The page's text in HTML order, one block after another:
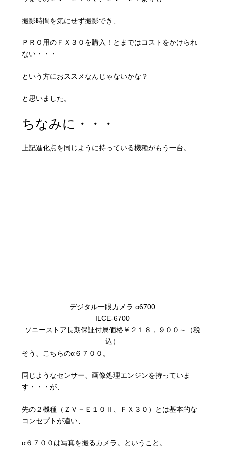
撮影時間を気にせず撮影でき、
ＰＲＯ用のＦＸ３０を購入！とまではコストをかけられ
ない・・・
という方におススメなんじゃないかな？
と思いました。
ちなみに・・・
上記進化点を同じように持っている機種がもう一台。
デジタル一眼カメラ α6700
ILCE-6700
ソニーストア長期保証付属価格￥２１８，９００～（税
込）
そう、こちらのα６７００。
同じようなセンサー、画像処理エンジンを持っていま
す・・・が、
先の２機種（ＺＶ－Ｅ１０Ⅱ、ＦＸ３０）とは基本的な
コンセプトが違い、
α６７００は写真を撮るカメラ。ということ。